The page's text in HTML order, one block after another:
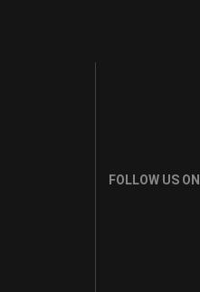
FOLLOW US ON